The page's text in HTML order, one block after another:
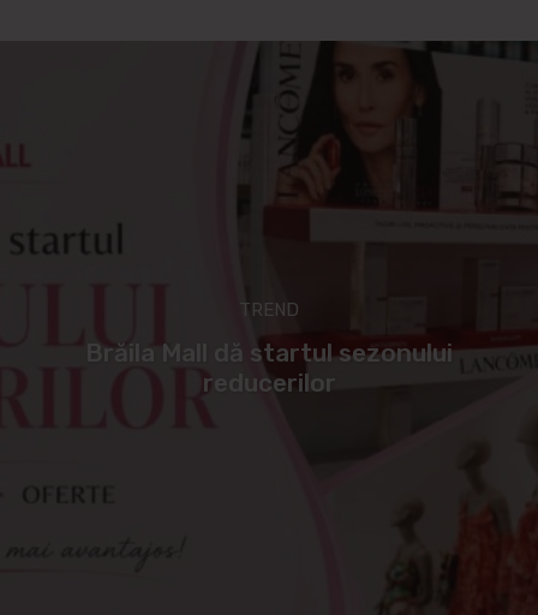
TREND
Brăila Mall dă startul sezonului
reducerilor